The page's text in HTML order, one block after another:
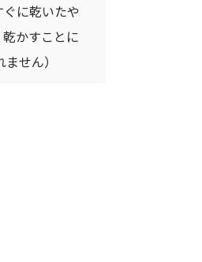
に乾いたや
かすことに
せん）